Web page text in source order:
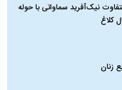
نیک‌آفرید سماواتی با حوله
کلاغ
زنان